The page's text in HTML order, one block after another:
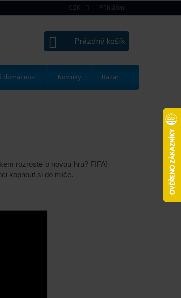
VRÁCENÍ ZBOŽÍ A REKLAMACE OBCHODNÍ
CZK Přihlášení
NÁKUPNÍ
KOŠÍK
Prázdný košík
domácnost Novinky Bazar
rozroste o novou hru? FIFA!
kopnout si do míče.